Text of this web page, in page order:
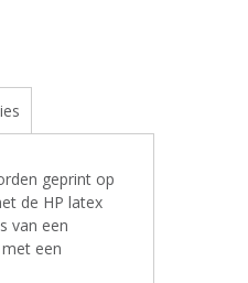
geprint op
de HP latex
van een
een